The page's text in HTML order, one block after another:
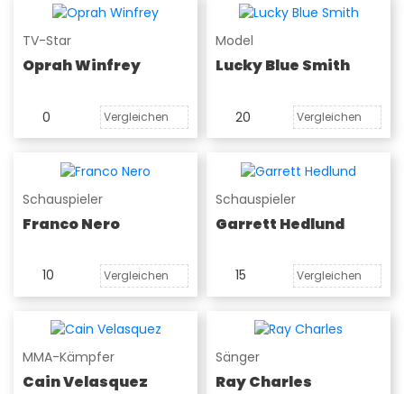
TV-Star
Oprah Winfrey
0 Vergleichen
Model
Lucky Blue Smith
20 Vergleichen
Schauspieler
Franco Nero
10 Vergleichen
Schauspieler
Garrett Hedlund
15 Vergleichen
MMA-Kämpfer
Cain Velasquez
Sänger
Ray Charles